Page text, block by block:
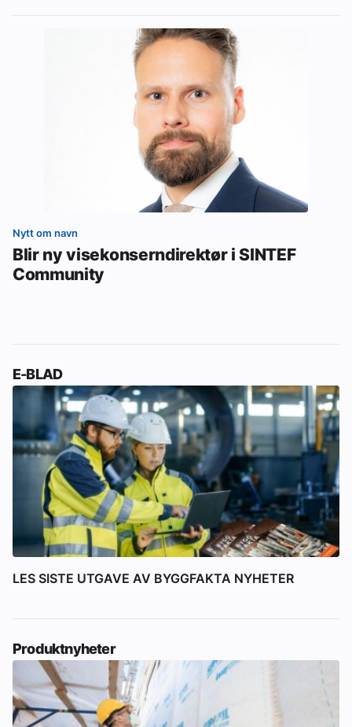
Nytt om navn
Blir ny visekonserndirektør i SINTEF
Community
E-BLAD
LES SISTE UTGAVE AV BYGGFAKTA NYHETER
Produktnyheter